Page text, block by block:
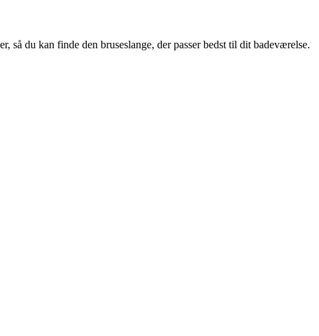
du kan finde den bruseslange, der passer bedst til dit badeværelse.